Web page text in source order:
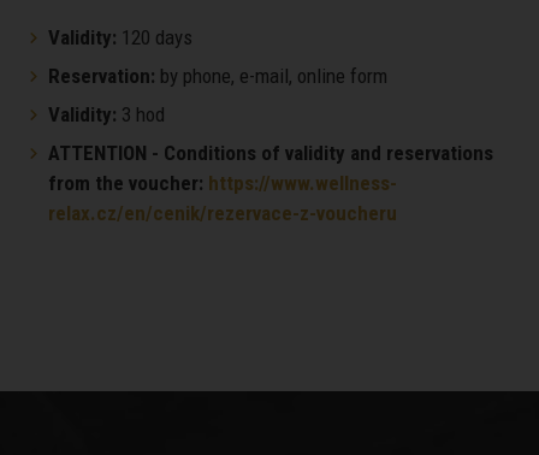
Validity: 120 days
Reservation: by phone, e-mail, online form
Validity: 3 hod
ATTENTION - Conditions of validity and reservations
from the voucher: https://www.wellness-
relax.cz/en/cenik/rezervace-z-voucheru